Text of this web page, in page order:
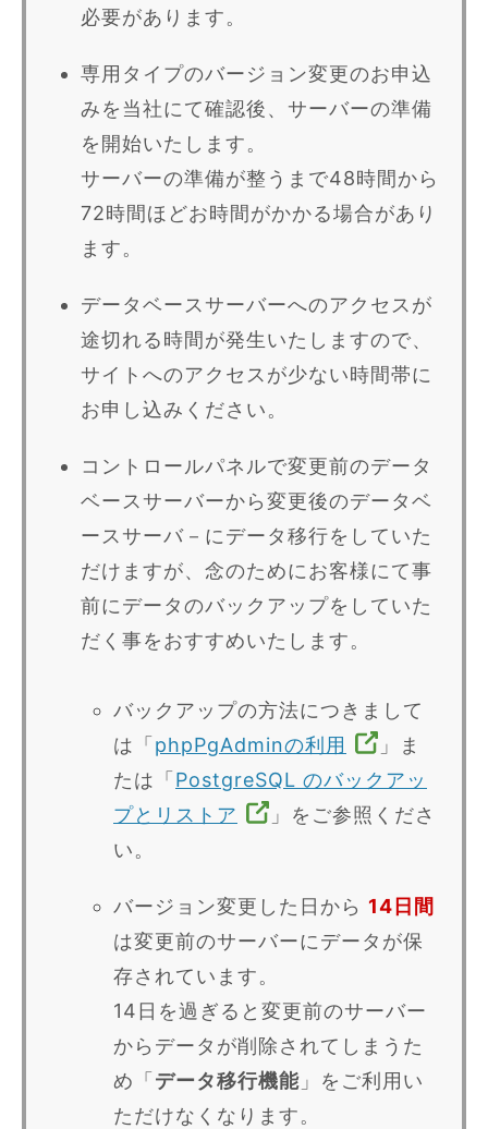
必要があります。
専用タイプのバージョン変更のお申込
みを当社にて確認後、サーバーの準備
を開始いたします。
サーバーの準備が整うまで48時間から
72時間ほどお時間がかかる場合があり
ます。
データベースサーバーへのアクセスが
途切れる時間が発生いたしますので、
サイトへのアクセスが少ない時間帯に
お申し込みください。
コントロールパネルで変更前のデータ
ベースサーバーから変更後のデータベ
ースサーバ－にデータ移行をしていた
だけますが、念のためにお客様にて事
前にデータのバックアップをしていた
だく事をおすすめいたします。
バックアップの方法につきまして
は「 phpPgAdminの利用
」ま
たは「 PostgreSQL のバックアッ
プとリストア
」をご参照くださ
い。
バージョン変更した日から 14日間
は変更前のサーバーにデータが保
存されています。
14日を過ぎると変更前のサーバー
からデータが削除されてしまうた
め「 データ移行機能 」をご利用い
ただけなくなります。